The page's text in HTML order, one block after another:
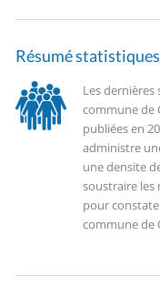
Résumé
Les
commune de
publiées en
administre
une densite
soustraire les
pour
commune de